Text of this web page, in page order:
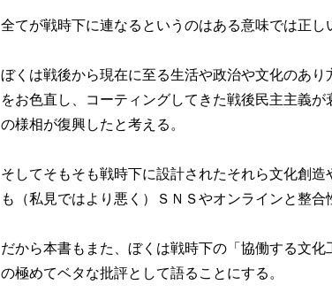
全てが戦時下に連なるというのはある意味では正し
ぼくは戦後から現在に至る生活や政治や文化のあ
をお色直し、コーティングしてきた戦後民主主義
の様相が復興したと考える。
そしてそもそも戦時下に設計されたそれら文化創造
も（私見ではより悪く）ＳＮＳやオンラインと整合
だから本書もまた、ぼくは戦時下の「協働する文
の極めてベタな批評として語ることにする。